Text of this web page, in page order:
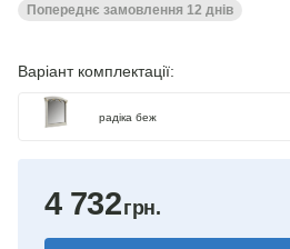
Попереднє замовлення 12 днів
Варіант комплектації:
радіка беж
4 732